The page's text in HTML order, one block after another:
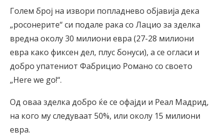
Голем број на извори попладнево објавија дека
„росонерите“ си подале рака со Лацио за зделка
вредна околу 30 милиони евра (27-28 милиони
евра како фиксен дел, плус бонуси), а се огласи и
добро упатениот Фабрицио Романо со своето
„Here we go!“.
Од оваа зделка добро ќе се офајди и Реал Мадрид,
на кого му следуваат 50%, или околу 15 милиони
евра.